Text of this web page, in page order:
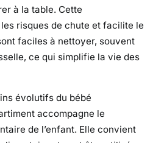
a
s
o
n
i
à la table. Cette
risques de chute et facilite le
faciles à nettoyer, souvent
ce qui simplifie la vie des
évolutifs du bébé
accompagne le
de l’enfant. Elle convient